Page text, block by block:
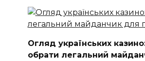
Огляд українських
обрати легальний